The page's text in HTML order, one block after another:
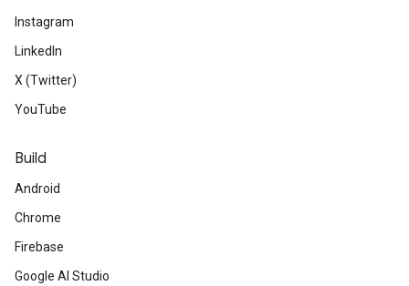
Instagram
LinkedIn
X (Twitter)
YouTube
Build
Android
Chrome
Firebase
Google AI Studio